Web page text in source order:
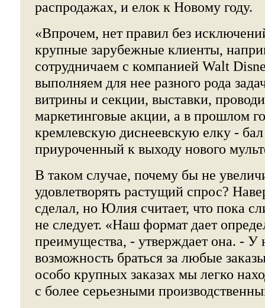
распродажах, и елок к Новому году.
«Впрочем, нет правил без
крупные зарубежные клиенты,
сотрудничаем с компанией Walt
выполняем для нее разного рода
витрины и секции, выставки,
маркетинговые акции, а в прошлом
кремлевскую диснеевскую елку -
приуроченный к выходу нового
В таком случае, почему бы не
удовлетворять растущий спрос?
сделал, но Юлия считает, что пока
не следует. «Наш формат дает
преимущества, - утверждает она. - У
возможность браться за любые
особо крупных заказах мы легко
с более серьезными